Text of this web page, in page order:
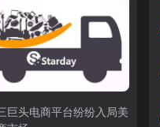
巨头电商平台纷纷入局美